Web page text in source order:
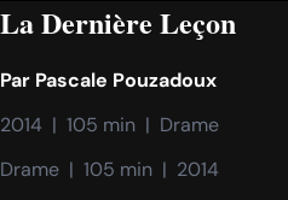
La Dernière Leçon
Par Pascale Pouzadoux
2014  |  105 min  |  Drame
Drame  |  105 min  |  2014